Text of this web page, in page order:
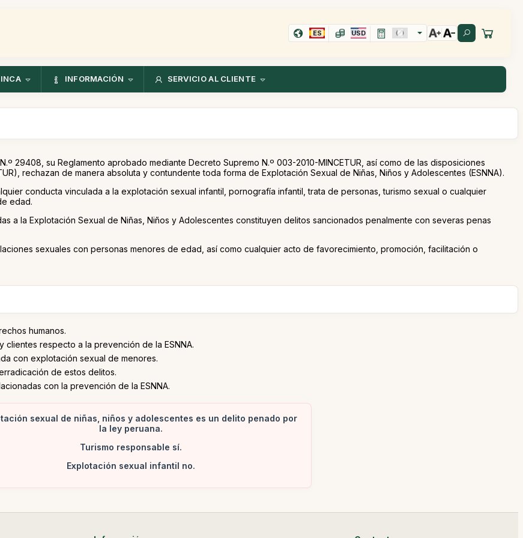
ES USD
INFORMACIÓN SERVICIO AL CLIENTE
29408, su Reglamento aprobado mediante Decreto Supremo N.º 003-2010-MINCETUR, así como de las disposiciones
rechazan de manera absoluta y contundente toda forma de Explotación Sexual de Niñas, Niños y Adolescentes (ESNNA).
conducta vinculada a la explotación sexual infantil, pornografía infantil, trata de personas, turismo sexual o cualquier
edad.
a la Explotación Sexual de Niñas, Niños y Adolescentes constituyen delitos sancionados penalmente con severas penas
sexuales con personas menores de edad, así como cualquier acto de favorecimiento, promoción, facilitación o
humanos.
respecto a la prevención de la ESNNA.
con explotación sexual de menores.
de estos delitos.
con la prevención de la ESNNA.
sexual de niñas, niños y adolescentes es un delito penado por
la ley peruana.
Turismo responsable sí.
Explotación sexual infantil no.